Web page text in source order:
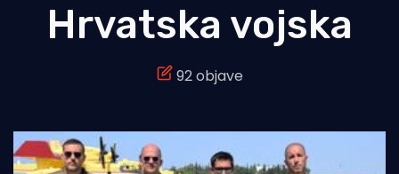
Morski plus
Otoci
Hrvatska vojska
92 objave